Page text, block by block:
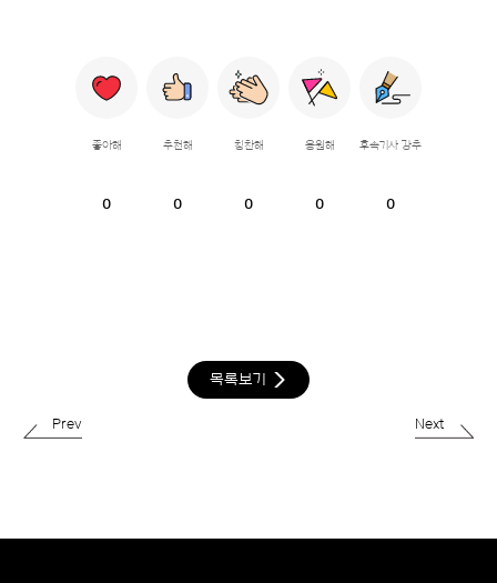
좋아해
0
추천해
0
칭찬해
0
응원해
0
후속기사 강추
0
목록보기
Prev Next